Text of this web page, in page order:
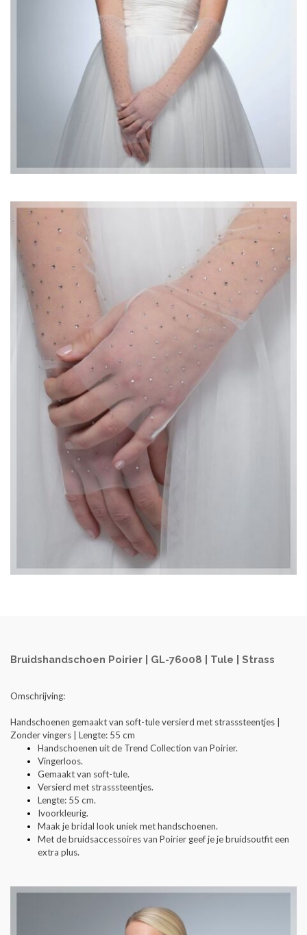
Bruidshandschoen Poirier | GL-76008 | Tule | Strass
Omschrijving:
Handschoenen gemaakt van soft-tule versierd met strasssteentjes |
Zonder vingers | Lengte: 55 cm
Handschoenen uit de Trend Collection van Poirier.
Vingerloos.
Gemaakt van soft-tule.
Versierd met strasssteentjes.
Lengte: 55 cm.
Ivoorkleurig.
Maak je bridal look uniek met handschoenen.
Met de bruidsaccessoires van Poirier geef je je bruidsoutfit een
extra plus.